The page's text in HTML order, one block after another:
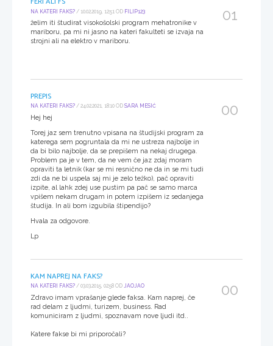
NA KATERI FAKS? / 10.02.2019, 12:51 OD FILIP123
želim iti študirat visokošolski program mehatronike v
mariboru, pa mi ni jasno na kateri fakulteti se izvaja na
strojni ali na elektro v mariboru.
01
PREPIS
NA KATERI FAKS? / 24.02.2021, 18:10 OD SARA MESIĆ
Hej hej
Torej jaz sem trenutno vpisana na študijski program za
katerega sem pogruntala da mi ne ustreza najbolje in
da bi bilo najbolje, da se prepišem na nekaj drugega.
Problem pa je v tem, da ne vem če jaz zdaj moram
opraviti ta letnik (kar se mi resnično ne da in se mi tudi
zdi da ne bi uspela saj mi je zelo težko), pač opraviti
izpite, al lahk zdej use pustim pa pač se samo marca
vpišem nekam drugam in potem izpišem iz sedanjega
študija. In ali bom izgubila štipendijo?
Hvala za odgovore.
Lp
00
KAM NAPREJ NA FAKS?
NA KATERI FAKS? / 03.03.2015, 02:58 OD JAOJAO
Zdravo imam vprašanje glede faksa. Kam naprej, če
rad delam z ljudmi, turizem, business. Rad
komuniciram z ljudmi, spoznavam nove ljudi itd..
Katere fakse bi mi priporočali?
00